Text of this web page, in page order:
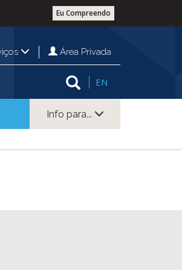
Eu Compreendo
Área Privada
EN
Info para...